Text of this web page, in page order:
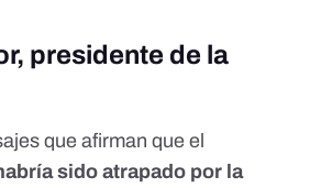
presidente de la
que afirman que el
sido atrapado por la